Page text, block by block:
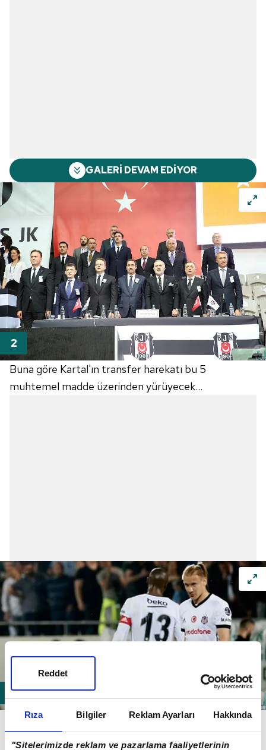
Rıza Bilgiler Reklam Ayarları Hakkında
"Sitelerimizde reklam ve pazarlama faaliyetlerinin
Reddet
GALERİ DEVAM EDİYOR
Buna göre Kartal'ın transfer harekatı bu 5
muhtemel madde üzerinden yürüyecek...
1- Vida satılıp, Atiba sözleşme yenilerse kadroya 1
yeni stoper eklenecek ve bu isim maliyet açısından